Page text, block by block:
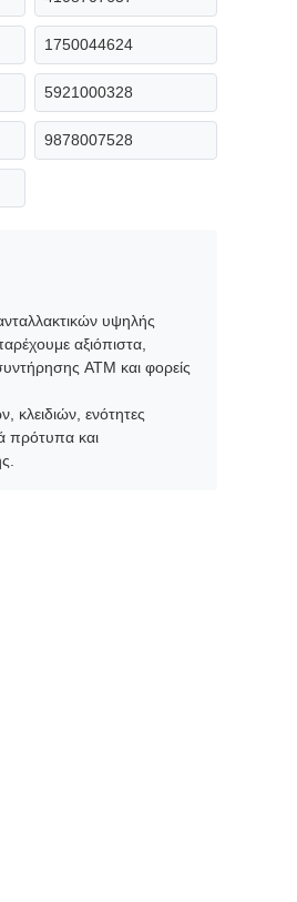
1750044624
5921000328
9878007528
υψηλής
αξιόπιστα,
ATM και φορείς
κλειδιών, ενότητες
πρότυπα και